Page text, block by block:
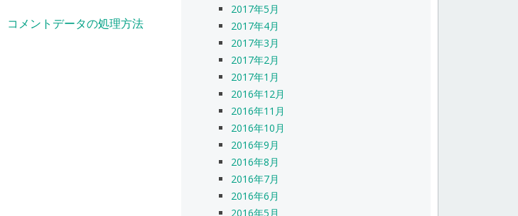
コメントデータの処理方法
2017年5月
2017年4月
2017年3月
2017年2月
2017年1月
2016年12月
2016年11月
2016年10月
2016年9月
2016年8月
2016年7月
2016年6月
2016年5月